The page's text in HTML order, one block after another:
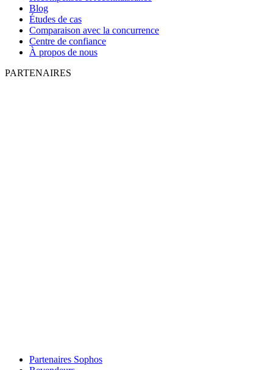
Blog
Études de cas
Comparaison avec la concurrence
Centre de confiance
À propos de nous
PARTENAIRES
Partenaires Sophos